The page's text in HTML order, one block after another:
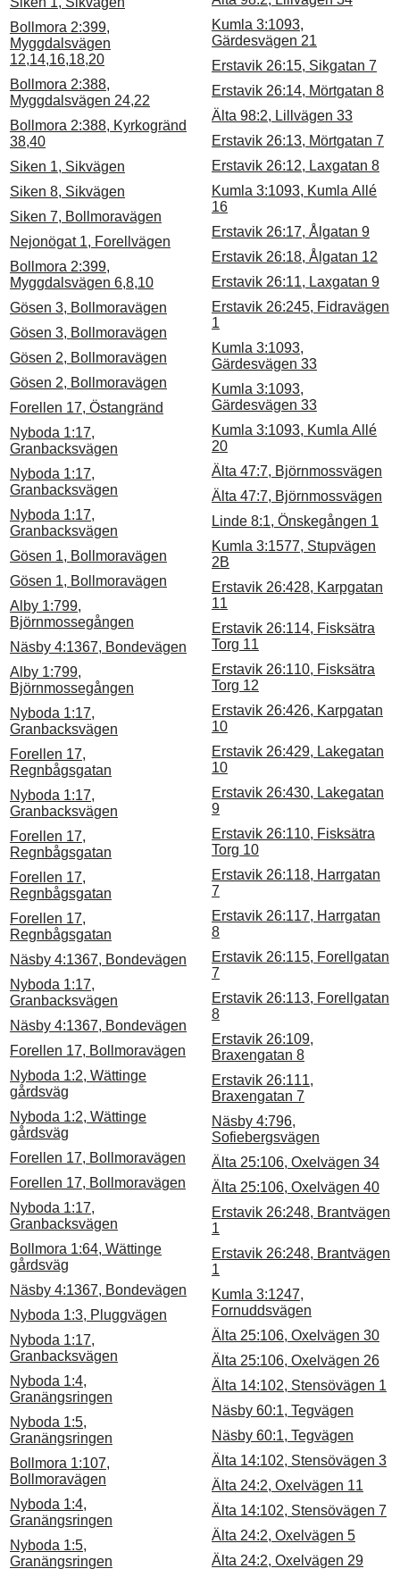
Bollmora 2:399,
Myggdalsvägen
12,14,16,18,20
Bollmora 2:388,
Myggdalsvägen 24,22
Bollmora 2:388, Kyrkogränd
38,40
Siken 1, Sikvägen
Siken 8, Sikvägen
Siken 7, Bollmoravägen
Nejonögat 1, Forellvägen
Bollmora 2:399,
Myggdalsvägen 6,8,10
Gösen 3, Bollmoravägen
Gösen 3, Bollmoravägen
Gösen 2, Bollmoravägen
Gösen 2, Bollmoravägen
Forellen 17, Östangränd
Nyboda 1:17,
Granbacksvägen
Nyboda 1:17,
Granbacksvägen
Nyboda 1:17,
Granbacksvägen
Gösen 1, Bollmoravägen
Gösen 1, Bollmoravägen
Alby 1:799,
Björnmossegången
Näsby 4:1367, Bondevägen
Alby 1:799,
Björnmossegången
Nyboda 1:17,
Granbacksvägen
Forellen 17,
Regnbågsgatan
Nyboda 1:17,
Granbacksvägen
Forellen 17,
Regnbågsgatan
Forellen 17,
Regnbågsgatan
Forellen 17,
Regnbågsgatan
Näsby 4:1367, Bondevägen
Nyboda 1:17,
Granbacksvägen
Näsby 4:1367, Bondevägen
Forellen 17, Bollmoravägen
Nyboda 1:2, Wättinge
gårdsväg
Nyboda 1:2, Wättinge
gårdsväg
Forellen 17, Bollmoravägen
Forellen 17, Bollmoravägen
Nyboda 1:17,
Granbacksvägen
Bollmora 1:64, Wättinge
gårdsväg
Näsby 4:1367, Bondevägen
Nyboda 1:3, Pluggvägen
Nyboda 1:17,
Granbacksvägen
Nyboda 1:4,
Granängsringen
Nyboda 1:5,
Granängsringen
Bollmora 1:107,
Bollmoravägen
Nyboda 1:4,
Granängsringen
Nyboda 1:5,
Granängsringen
Kumla 3:1093,
Gärdesvägen 21
Erstavik 26:15, Sikgatan 7
Erstavik 26:14, Mörtgatan 8
Älta 98:2, Lillvägen 33
Erstavik 26:13, Mörtgatan 7
Erstavik 26:12, Laxgatan 8
Kumla 3:1093, Kumla Allé
16
Erstavik 26:17, Ålgatan 9
Erstavik 26:18, Ålgatan 12
Erstavik 26:11, Laxgatan 9
Erstavik 26:245, Fidravägen
1
Kumla 3:1093,
Gärdesvägen 33
Kumla 3:1093,
Gärdesvägen 33
Kumla 3:1093, Kumla Allé
20
Älta 47:7, Björnmossvägen
Älta 47:7, Björnmossvägen
Linde 8:1, Önskegången 1
Kumla 3:1577, Stupvägen
2B
Erstavik 26:428, Karpgatan
11
Erstavik 26:114, Fisksätra
Torg 11
Erstavik 26:110, Fisksätra
Torg 12
Erstavik 26:426, Karpgatan
10
Erstavik 26:429, Lakegatan
10
Erstavik 26:430, Lakegatan
9
Erstavik 26:110, Fisksätra
Torg 10
Erstavik 26:118, Harrgatan
7
Erstavik 26:117, Harrgatan
8
Erstavik 26:115, Forellgatan
7
Erstavik 26:113, Forellgatan
8
Erstavik 26:109,
Braxengatan 8
Erstavik 26:111,
Braxengatan 7
Näsby 4:796,
Sofiebergsvägen
Älta 25:106, Oxelvägen 34
Älta 25:106, Oxelvägen 40
Erstavik 26:248, Brantvägen
1
Erstavik 26:248, Brantvägen
1
Kumla 3:1247,
Fornuddsvägen
Älta 25:106, Oxelvägen 30
Älta 25:106, Oxelvägen 26
Älta 14:102, Stensövägen 1
Näsby 60:1, Tegvägen
Näsby 60:1, Tegvägen
Älta 14:102, Stensövägen 3
Älta 24:2, Oxelvägen 11
Älta 14:102, Stensövägen 7
Älta 24:2, Oxelvägen 5
Älta 24:2, Oxelvägen 29